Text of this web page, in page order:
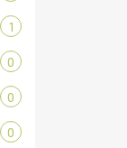
1
0
0
0